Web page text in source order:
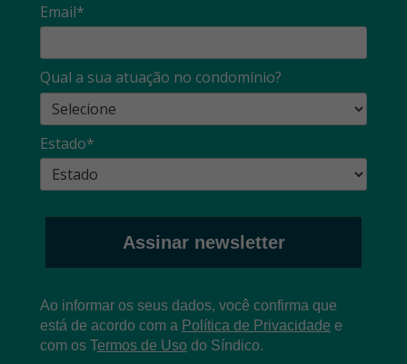
Email*
Qual a sua atuação no condomínio?
Estado*
Assinar newsletter
Ao informar os seus dados, você confirma que
está de acordo com a Política de Privacidade e
com os Termos de Uso do Síndico.